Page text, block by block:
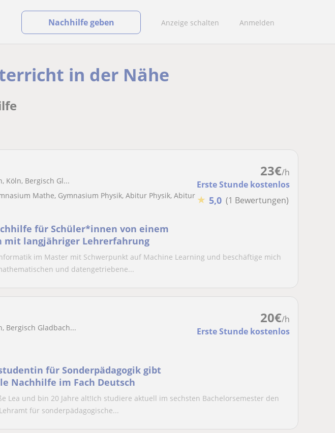
Anzeige schalten Anmelden
Nachhilfe geben
in der Nähe
23€/h
Erste Stunde kostenlos
★ 5,0 (1 Bewertungen)
Köln, Bergisch Gl...
Mathe, Gymnasium Physik, Abitur Physik, Abitur
für Schüler*innen von einem
mit langjähriger Lehrerfahrung
im Master mit Schwerpunkt auf Machine Learning und beschäftige mich
und datengetriebene...
20€/h
Erste Stunde kostenlos
Bergisch Gladbach...
für Sonderpädagogik gibt
Nachhilfe im Fach Deutsch
Lea und bin 20 Jahre alt!Ich studiere aktuell im sechsten Bachelorsemester den
für sonderpädagogische...